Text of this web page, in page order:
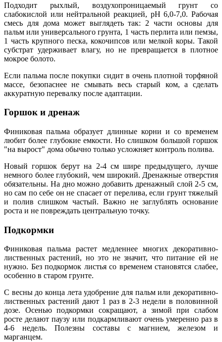
Подходит рыхлый, воздухопроницаемый грунт со
слабокислой или нейтральной реакцией, pH 6,0-7,0. Рабочая
смесь для дома может выглядеть так: 2 части основы для
пальм или универсального грунта, 1 часть перлита или пемзы,
1 часть крупного песка, кокочипсов или мелкой коры. Такой
субстрат удерживает влагу, но не превращается в плотное
мокрое болото.
Если пальма после покупки сидит в очень плотной торфяной
массе, безопаснее не смывать весь старый ком, а сделать
аккуратную перевалку после адаптации.
Горшок и дренаж
Финиковая пальма образует длинные корни и со временем
любит более глубокие емкости. Но слишком большой горшок
"на вырост" дома обычно только усложняет контроль полива.
Новый горшок берут на 2-4 см шире предыдущего, лучше
немного более глубокий, чем широкий. Дренажные отверстия
обязательны. На дно можно добавить дренажный слой 2-5 см,
но сам по себе он не спасает от перелива, если грунт тяжелый
и полив слишком частый. Важно не заглублять основание
роста и не повреждать центральную точку.
Подкормки
Финиковая пальма растет медленнее многих декоративно-
лиственных растений, но это не значит, что питание ей не
нужно. Без подкормок листья со временем становятся слабее,
особенно в старом грунте.
С весны до конца лета удобрение для пальм или декоративно-
лиственных растений дают 1 раз в 2-3 недели в половинной
дозе. Осенью подкормки сокращают, а зимой при слабом
росте делают паузу или подкармливают очень умеренно раз в
4-6 недель. Полезны составы с магнием, железом и
марганцем.